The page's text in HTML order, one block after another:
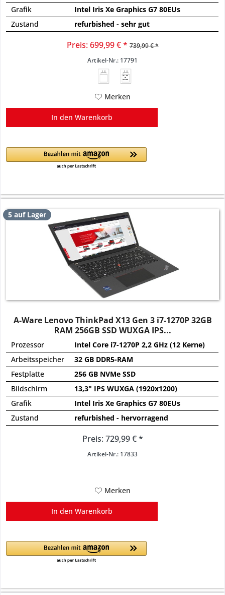
Grafik
Intel Iris Xe Graphics G7 80EUs
Zustand
refurbished - sehr gut
Preis: 699,99 € * 739,99 € *
Artikel-Nr.: 17791
45 - 65
W
USB PD
Merken
In den Warenkorb
5 auf Lager
A-Ware Lenovo ThinkPad X13 Gen 3 i7-1270P 32GB
RAM 256GB SSD WUXGA IPS...
Prozessor
Intel Core i7-1270P 2,2 GHz (12 Kerne)
Arbeitsspeicher
32 GB DDR5-RAM
Festplatte
256 GB NVMe SSD
Bildschirm
13,3" IPS WUXGA (1920x1200)
Grafik
Intel Iris Xe Graphics G7 80EUs
Zustand
refurbished - hervorragend
Preis: 729,99 € *
Artikel-Nr.: 17833
Merken
In den Warenkorb